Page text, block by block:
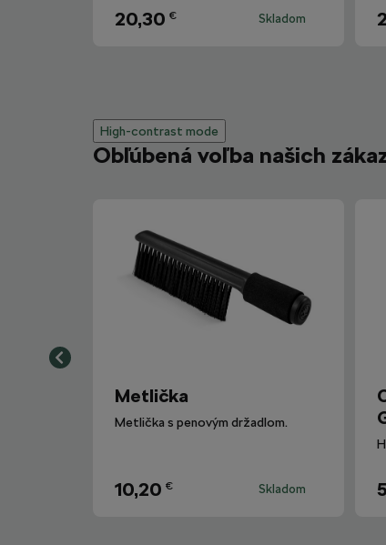
20,30 € Skladom
High-contrast mode
Obľúbená voľba našich
Metlička
Metlička s penovým držadlom.
10,20 € Skladom